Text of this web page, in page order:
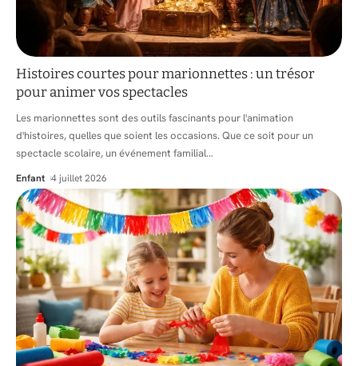
Histoires courtes pour marionnettes : un trésor
pour animer vos spectacles
Les marionnettes sont des outils fascinants pour l'animation
d'histoires, quelles que soient les occasions. Que ce soit pour un
spectacle scolaire, un événement familial…
Enfant 4 juillet 2026